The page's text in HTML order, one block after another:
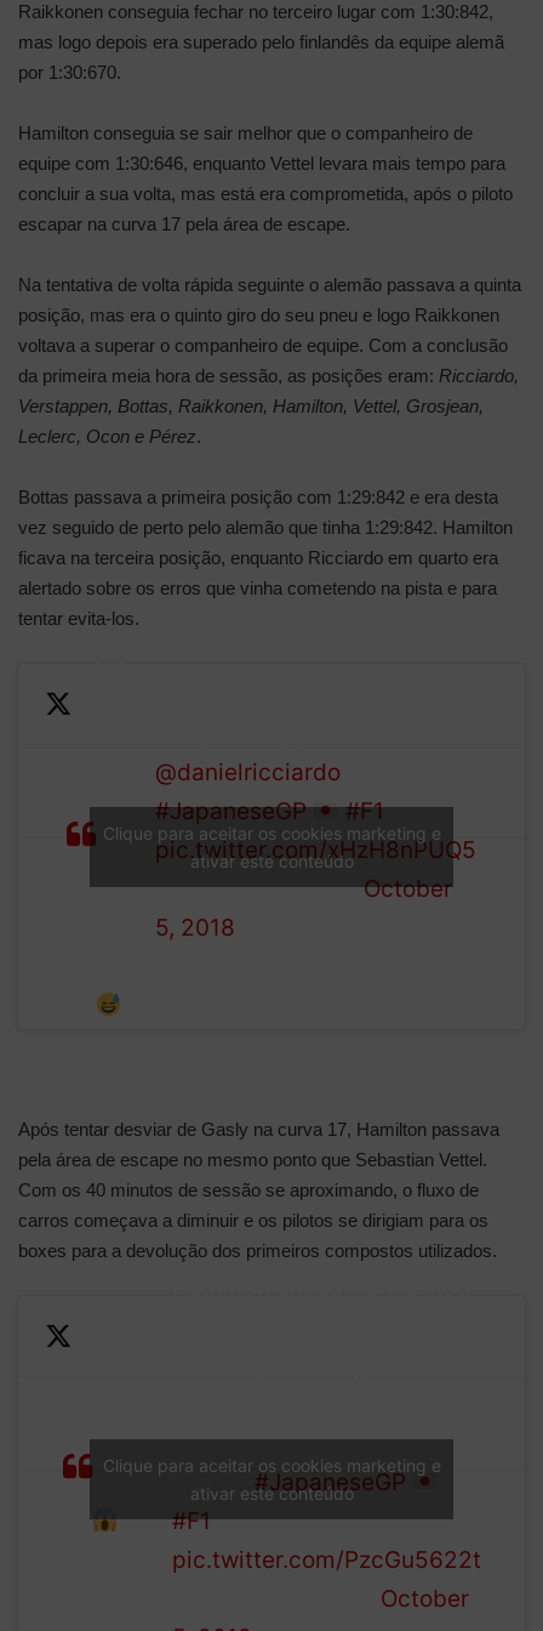
Raikkonen conseguia fechar no terceiro lugar com 1:30:842,
mas logo depois era superado pelo finlandês da equipe alemã
por 1:30:670.
Hamilton conseguia se sair melhor que o companheiro de
equipe com 1:30:646, enquanto Vettel levara mais tempo para
concluir a sua volta, mas está era comprometida, após o piloto
escapar na curva 17 pela área de escape.
Na tentativa de volta rápida seguinte o alemão passava a quinta
posição, mas era o quinto giro do seu pneu e logo Raikkonen
voltava a superar o companheiro de equipe. Com a conclusão
da primeira meia hora de sessão, as posições eram: Ricciardo,
Verstappen, Bottas, Raikkonen, Hamilton, Vettel, Grosjean,
Leclerc, Ocon e Pérez.
Bottas passava a primeira posição com 1:29:842 e era desta
vez seguido de perto pelo alemão que tinha 1:29:842. Hamilton
ficava na terceira posição, enquanto Ricciardo em quarto era
alertado sobre os erros que vinha cometendo na pista e para
tentar evita-los.
few
laps
for
@danielricciardo
#JapaneseGP
#F1
pic.twitter.com/xHzH8nPUQ5
— Formula 1 (@F1)October
5, 2018
Clique para aceitar os cookies marketing e
ativar este conteúdo
Após tentar desviar de Gasly na curva 17, Hamilton passava
pela área de escape no mesmo ponto que Sebastian Vettel.
Com os 40 minutos de sessão se aproximando, o fluxo de
carros começava a diminuir e os pilotos se dirigiam para os
boxes para a devolução dos primeiros compostos utilizados.
Was.
CLOSE!
investigated after the
session #JapaneseGP
#F1
pic.twitter.com/PzcGu5622t
October
Clique para aceitar os cookies marketing e
ativar este conteúdo